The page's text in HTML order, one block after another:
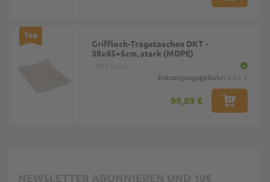
Top
Griffloch-Tragetaschen DKT -
38x45+5cm, stark (MDPE)
Entsorgungsgebühr:
99,89 €